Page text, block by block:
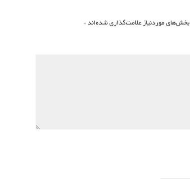
بخش‌های موردنیاز علامت‌گذاری شده‌اند *